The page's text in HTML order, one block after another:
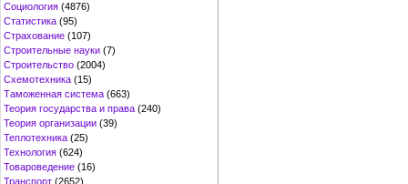
Социология (4876)
Статистика (95)
Страхование (107)
Строительные науки (7)
Строительство (2004)
Схемотехника (15)
Таможенная система (663)
Теория государства и права (240)
Теория организации (39)
Теплотехника (25)
Технология (624)
Товароведение (16)
Транспорт (2652)